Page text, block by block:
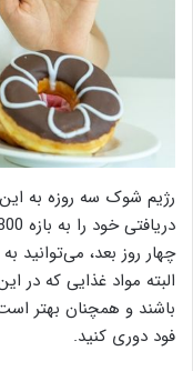
رژیم شوک سه روزه به
چهار روز بعد، می‌توانید
البته مواد غذایی که در
باشند و همچنان بهتر
فود دوری کنید.